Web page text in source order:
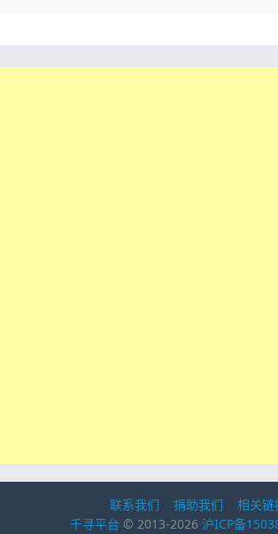
联系我们 捐助我们
相关链
千寻平台 © 2013-2026 沪ICP备